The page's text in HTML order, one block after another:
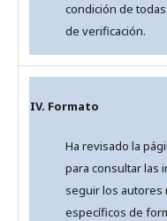
condición de
de verificación.
IV. Formato
Ha revisado la
para consultar las
seguir los autores
específicos de